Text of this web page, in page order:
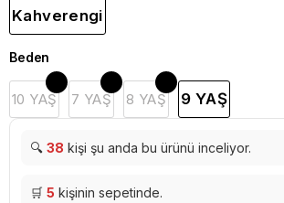
Kahverengi
Beden
10 YAŞ 7 YAŞ 8 YAŞ 9 YAŞ
🔍 38 kişi şu anda bu ürünü inceliyor.
🛒 5 kişinin sepetinde.